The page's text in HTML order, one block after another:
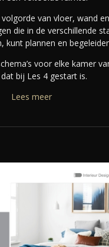
van vloer, wand en
die in de verschillende
kunt plannen en
voor elke kamer
bij Les 4 gestart is.
Lees meer